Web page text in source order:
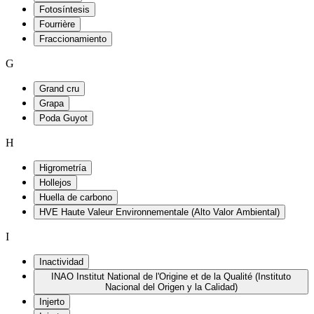
Fotosíntesis
Fourrière
Fraccionamiento
G
Grand cru
Grapa
Poda Guyot
H
Higrometría
Hollejos
Huella de carbono
HVE Haute Valeur Environnementale (Alto Valor Ambiental)
I
Inactividad
INAO Institut National de l'Origine et de la Qualité (Instituto
Nacional del Origen y la Calidad)
Injerto